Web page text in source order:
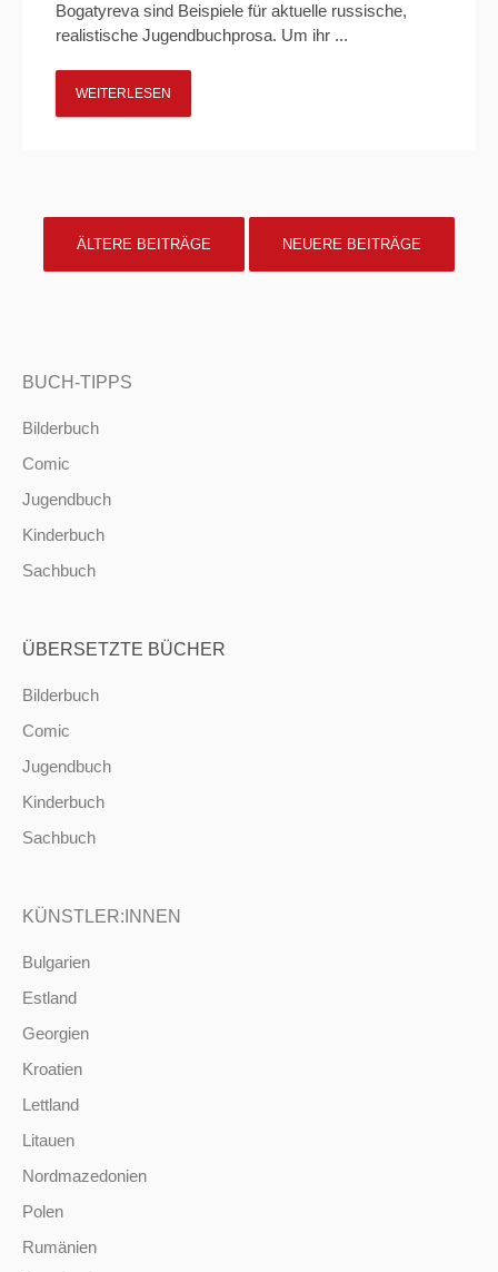
Bogatyreva sind Beispiele für aktuelle russische,
realistische Jugendbuchprosa. Um ihr ...
WEITERLESEN
POSTS
ÄLTERE BEITRÄGE NEUERE BEITRÄGE
BUCH-TIPPS
Bilderbuch
Comic
Jugendbuch
Kinderbuch
Sachbuch
ÜBERSETZTE BÜCHER
Bilderbuch
Comic
Jugendbuch
Kinderbuch
Sachbuch
KÜNSTLER:INNEN
Bulgarien
Estland
Georgien
Kroatien
Lettland
Litauen
Nordmazedonien
Polen
Rumänien